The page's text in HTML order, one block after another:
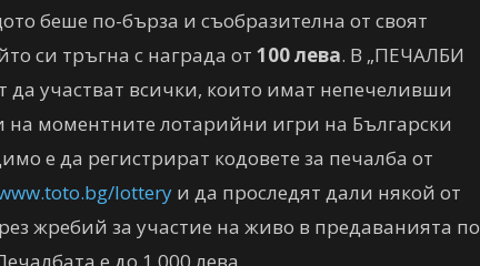
беше по-бърза и съобразителна от своят
си тръгна с награда от 100 лева. В „ПЕЧАЛБИ
участват всички, които имат непечеливши
на моментните лотарийни игри на Български
е да регистрират кодовете за печалба от
lottery и да проследят дали някой от
жребий за участие на живо в предаванията по